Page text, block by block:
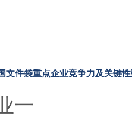
件袋重点企业竞争力及关键
一